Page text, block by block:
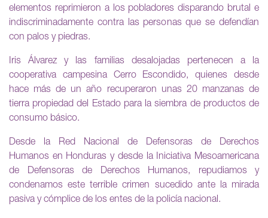
elementos reprimieron a los pobladores disparando brutal e
indiscriminadamente contra las personas que se defendían
con palos y piedras.
Iris Álvarez y las familias desalojadas pertenecen a la
cooperativa campesina Cerro Escondido, quienes desde
hace más de un año recuperaron unas 20 manzanas de
tierra propiedad del Estado para la siembra de productos de
consumo básico.
Desde la Red Nacional de Defensoras de Derechos
Humanos en Honduras y desde la Iniciativa Mesoamericana
de Defensoras de Derechos Humanos, repudiamos y
condenamos este terrible crimen sucedido ante la mirada
pasiva y cómplice de los entes de la policía nacional.